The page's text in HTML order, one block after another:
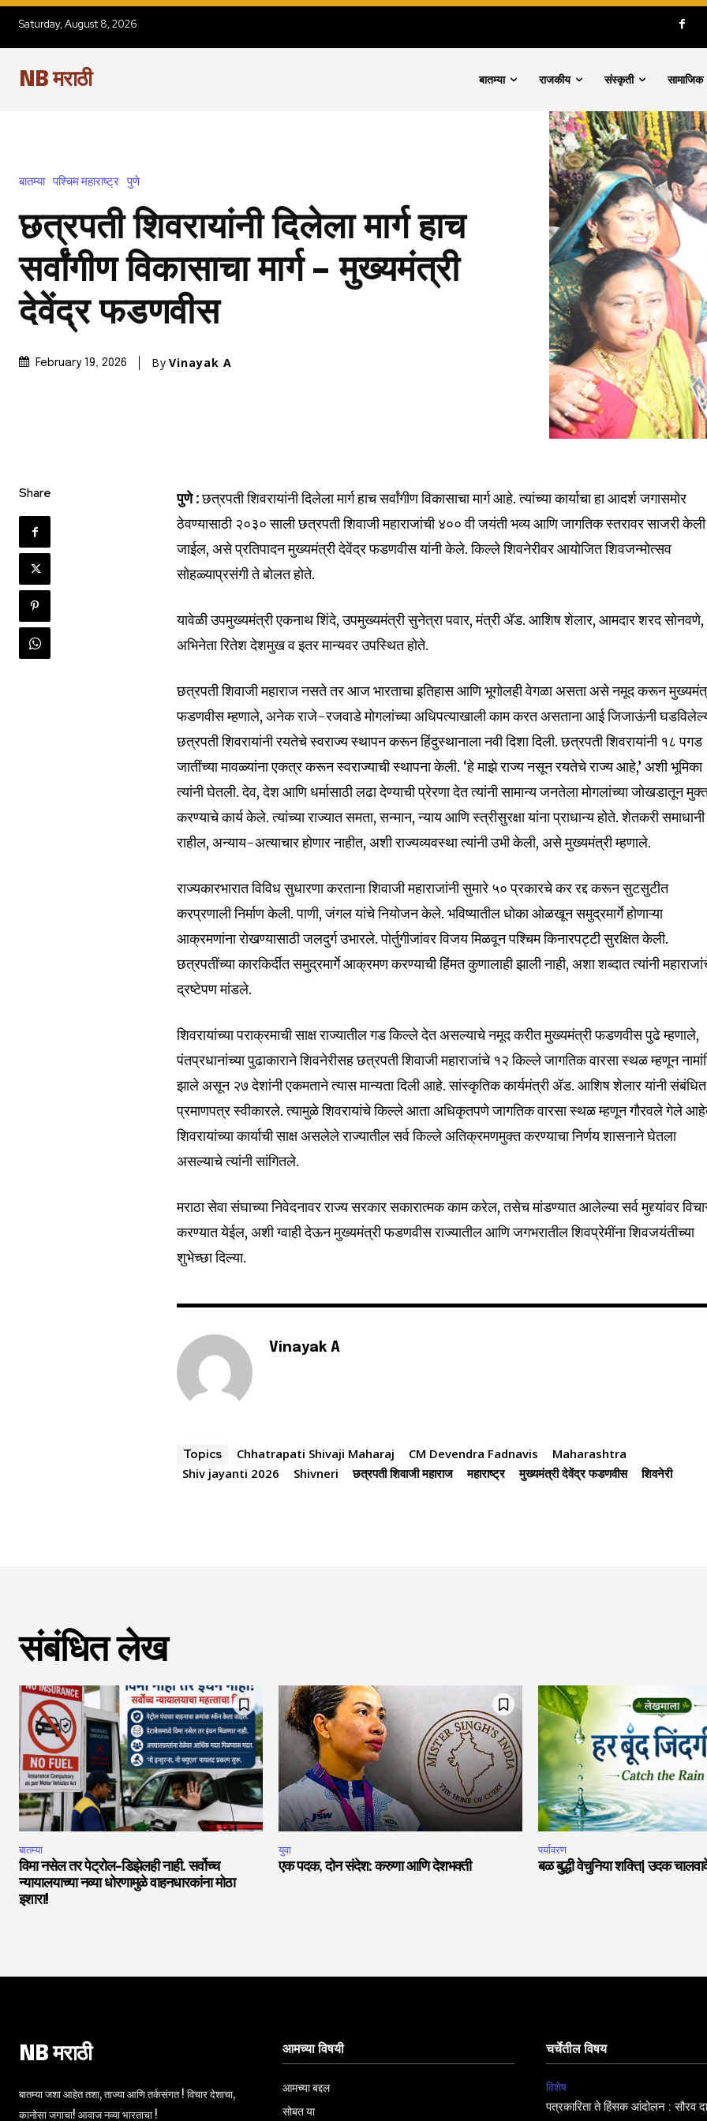
Join our community of
SUBSCRIBERS and be part
of the conversation.
To subscribe, simply enter your email address on our website or click
the subscribe button below. Don't worry, we respect your privacy and
I've read and
6,300 32,111
Saturday, August 8, 2026
NB मराठी बातम्या राजकीय संस्कृती सामाजिक
बातम्या पश्चिम महाराष्ट्र पुणे
छत्रपती शिवरायांनी दिलेला मार्ग हाच
सर्वांगीण विकासाचा मार्ग – मुख्यमंत्री
देवेंद्र फडणवीस
February 19, 2026 By Vinayak A
Share पुणे :छत्रपती शिवरायांनी दिलेला मार्ग हाच सर्वांगीण विकासाचा मार्ग आहे. त्यांच्या कार्याचा हा आदर्श जगासमोर
ठेवण्यासाठी २०३० साली छत्रपती शिवाजी महाराजांची ४०० वी जयंती भव्य आणि जागतिक स्तरावर साजरी केली
जाईल, असे प्रतिपादन मुख्यमंत्री देवेंद्र फडणवीस यांनी केले. किल्ले शिवनेरीवर आयोजित शिवजन्मोत्सव
सोहळ्याप्रसंगी ते बोलत होते.
यावेळी उपमुख्यमंत्री एकनाथ शिंदे, उपमुख्यमंत्री सुनेत्रा पवार, मंत्री ॲड. आशिष शेलार, आमदार शरद सोनवणे,
अभिनेता रितेश देशमुख व इतर मान्यवर उपस्थित होते.
छत्रपती शिवाजी महाराज नसते तर आज भारताचा इतिहास आणि भूगोलही वेगळा असता असे नमूद करून
फडणवीस म्हणाले, अनेक राजे-रजवाडे मोगलांच्या अधिपत्याखाली काम करत असताना आई जिजाऊंनी
छत्रपती शिवरायांनी रयतेचे स्वराज्य स्थापन करून हिंदुस्थानाला नवी दिशा दिली. छत्रपती शिवरायांनी १८ पगड
जातींच्या मावळ्यांना एकत्र करून स्वराज्याची स्थापना केली. ‘हे माझे राज्य नसून रयतेचे राज्य आहे,’ अशी भूमिका
त्यांनी घेतली. देव, देश आणि धर्मासाठी लढा देण्याची प्रेरणा देत त्यांनी सामान्य जनतेला मोगलांच्या जोखडातून
करण्याचे कार्य केले. त्यांच्या राज्यात समता, सन्मान, न्याय आणि स्त्रीसुरक्षा यांना प्राधान्य होते. शेतकरी समाधानी
राहील, अन्याय-अत्याचार होणार नाहीत, अशी राज्यव्यवस्था त्यांनी उभी केली, असे मुख्यमंत्री म्हणाले.
राज्यकारभारात विविध सुधारणा करताना शिवाजी महाराजांनी सुमारे ५० प्रकारचे कर रद्द करून सुटसुटीत
करप्रणाली निर्माण केली. पाणी, जंगल यांचे नियोजन केले. भविष्यातील धोका ओळखून समुद्रमार्गे होणाऱ्या
आक्रमणांना रोखण्यासाठी जलदुर्ग उभारले. पोर्तुगीजांवर विजय मिळवून पश्चिम किनारपट्टी सुरक्षित केली.
छत्रपतींच्या कारकिर्दीत समुद्रमार्गे आक्रमण करण्याची हिंमत कुणालाही झाली नाही, अशा शब्दात त्यांनी
द्रष्टेपण मांडले.
शिवरायांच्या पराक्रमाची साक्ष राज्यातील गड किल्ले देत असल्याचे नमूद करीत मुख्यमंत्री फडणवीस पुढे म्हणाले,
पंतप्रधानांच्या पुढाकाराने शिवनेरीसह छत्रपती शिवाजी महाराजांचे १२ किल्ले जागतिक वारसा स्थळ म्हणून
झाले असून २७ देशांनी एकमताने त्यास मान्यता दिली आहे. सांस्कृतिक कार्यमंत्री ॲड. आशिष शेलार यांनी संबंधित
प्रमाणपत्र स्वीकारले. त्यामुळे शिवरायांचे किल्ले आता अधिकृतपणे जागतिक वारसा स्थळ म्हणून गौरवले गेले
शिवरायांच्या कार्याची साक्ष असलेले राज्यातील सर्व किल्ले अतिक्रमणमुक्त करण्याचा निर्णय शासनाने घेतला
असल्याचे त्यांनी सांगितले.
मराठा सेवा संघाच्या निवेदनावर राज्य सरकार सकारात्मक काम करेल, तसेच मांडण्यात आलेल्या सर्व मुद्द्यांवर
करण्यात येईल, अशी ग्वाही देऊन मुख्यमंत्री फडणवीस राज्यातील आणि जगभरातील शिवप्रेमींना शिवजयंतीच्या
शुभेच्छा दिल्या.
Vinayak A
Topics Chhatrapati Shivaji Maharaj CM Devendra Fadnavis
Maharashtra
Shiv jayanti 2026
Shivneri छत्रपती शिवाजी महाराज महाराष्ट्र मुख्यमंत्री देवेंद्र फडणवीस शिवनेरी
संबंधित लेख
बातम्या
विमा नसेल तर पेट्रोल-डिझेलही नाही. सर्वोच्च
न्यायालयाच्या नव्या धोरणामुळे वाहनधारकांना मोठा
इशारा!
युवा
एक पदक, दोन संदेश: करुणा आणि देशभक्ती
पर्यावरण
बळ बुद्धी वेचुनिया शक्ति| उदक
NB मराठी
बातम्या जशा आहेत तशा, ताज्या आणि तर्कसंगत ! विचार देशाचा,
कानोसा जगाचा! आवाज नव्या भारताचा !
आमच्या विषयी
आमच्या बद्दल
सोबत या
चर्चेतील विषय
विशेष
पत्रकारिता ते हिंसक आंदोलन : सौरव